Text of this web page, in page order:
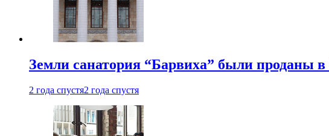
Земли санатория “Барвиха” были проданы
2 года спустя2 года спустя